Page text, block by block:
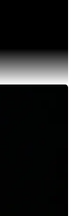
du om
og fjerboa?
fest.